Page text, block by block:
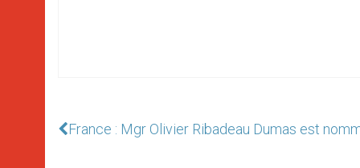
France : Mgr Olivier Ribadeau Dumas est